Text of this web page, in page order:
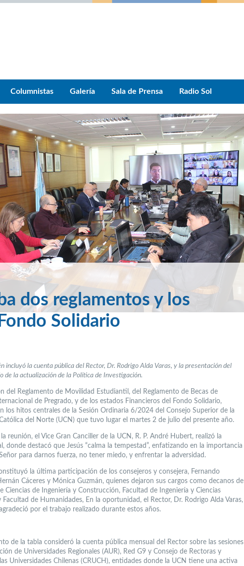
Columnistas Galería Sala de Prensa Radio Sol
dos reglamentos y los
Solidario
incluyó la cuenta pública del Rector, Dr. Rodrigo Alda Varas, y la presentación del
de la actualización de la Política de Investigación.
del Reglamento de Movilidad Estudiantil, del Reglamento de Becas de
de Pregrado, y de los estados Financieros del Fondo Solidario,
los hitos centrales de la Sesión Ordinaria 6/2024 del Consejo Superior de la
del Norte (UCN) que tuvo lugar el martes 2 de julio del presente año.
reunión, el Vice Gran Canciller de la UCN, R. P. André Hubert, realizó la
donde destacó que Jesús “calma la tempestad”, enfatizando en la importancia
para darnos fuerza, no tener miedo, y enfrentar la adversidad.
la última participación de los consejeros y consejera, Fernando
Cáceres y Mónica Guzmán, quienes dejaron sus cargos como decanos de
Ciencias de Ingeniería y Construcción, Facultad de Ingeniería y Ciencias
Facultad de Humanidades, En la oportunidad, el Rector, Dr. Rodrigo Alda Varas,
por el trabajo realizado durante estos años.
de la tabla consideró la cuenta pública mensual del Rector sobre las sesiones
de Universidades Regionales (AUR), Red G9 y Consejo de Rectoras y
Universidades Chilenas (CRUCH), entidades donde la UCN tiene una activa